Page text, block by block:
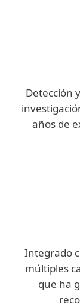
Detección
años de
Integrado
múltiples
que ha